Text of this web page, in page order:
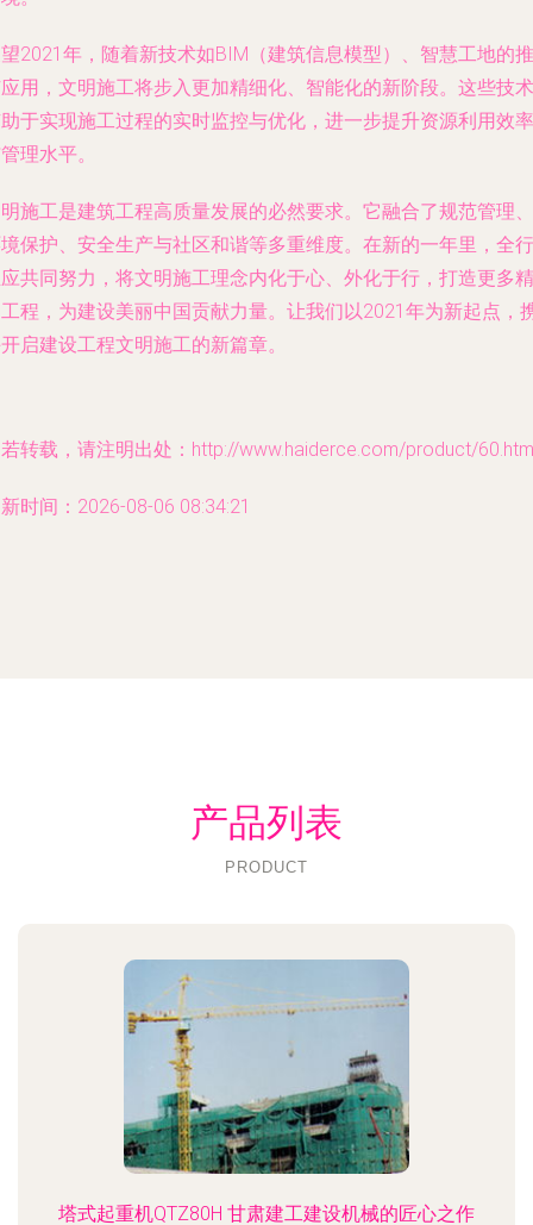
2021年，随着新技术如BIM（建筑信息模型）、智慧工地的推
用，文明施工将步入更加精细化、智能化的新阶段。这些技术
于实现施工过程的实时监控与优化，进一步提升资源利用效率
理水平。
施工是建筑工程高质量发展的必然要求。它融合了规范管理、
保护、安全生产与社区和谐等多重维度。在新的一年里，全行
共同努力，将文明施工理念内化于心、外化于行，打造更多精
程，为建设美丽中国贡献力量。让我们以2021年为新起点，
启建设工程文明施工的新篇章。
转载，请注明出处：http://www.haiderce.com/product/
时间：2026-08-06 08:34:21
产品列表
PRODUCT
塔式起重机QTZ80H 甘肃建工建设机械的匠心之作